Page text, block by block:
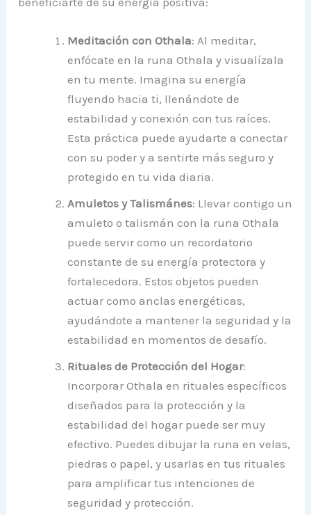
Meditación con Othala: Al meditar,
enfócate en la runa Othala y visualízala
en tu mente. Imagina su energía
fluyendo hacia ti, llenándote de
estabilidad y conexión con tus raíces.
Esta práctica puede ayudarte a conectar
con su poder y a sentirte más seguro y
protegido en tu vida diaria.
Amuletos y Talismánes: Llevar contigo un
amuleto o talismán con la runa Othala
puede servir como un recordatorio
constante de su energía protectora y
fortalecedora. Estos objetos pueden
actuar como anclas energéticas,
ayudándote a mantener la seguridad y la
estabilidad en momentos de desafío.
Rituales de Protección del Hogar:
Incorporar Othala en rituales específicos
diseñados para la protección y la
estabilidad del hogar puede ser muy
efectivo. Puedes dibujar la runa en velas,
piedras o papel, y usarlas en tus rituales
para amplificar tus intenciones de
seguridad y protección.